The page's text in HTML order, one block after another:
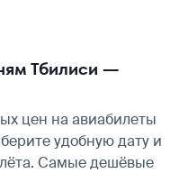
Тбилиси —
цен на авиабилеты
удобную дату и
Самые дешёвые